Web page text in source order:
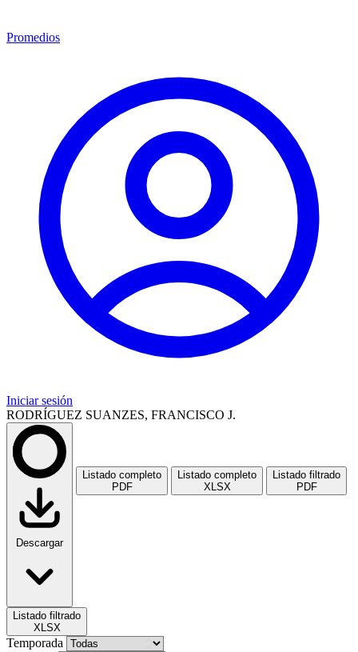
Promedios
Iniciar sesión
RODRÍGUEZ SUANZES, FRANCISCO J.
Descargar
Listado completo
PDF
Listado completo
XLSX
Listado filtrado
PDF
Listado filtrado
XLSX
Temporada